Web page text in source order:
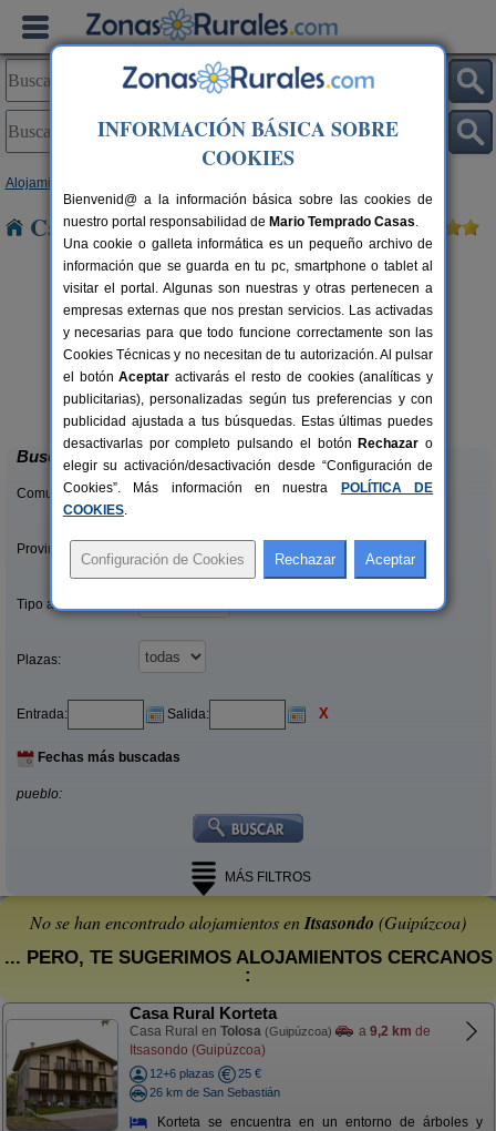
Alojamientos
Casas Rurales cerca de Itsasondo
60 pers.
desde23 €
Hotel Rural Gurutzeberri
Oiartzun (Guipúzcoa)
Buscar
Comunidades:
Provincias/Islas:
Tipo alquiler:
Plazas:
Entrada: Salida: X
Fechas más buscadas
pueblo:
MÁS FILTROS
No se han encontrado alojamientos enItsasondo (Guipúzcoa)
... PERO, TE SUGERIMOS ALOJAMIENTOS CERCANOS
:
Casa Rural Korteta
Casa Rural en Tolosa (Guipúzcoa) a 9,2 km de
Itsasondo (Guipúzcoa)
12+6 plazas
25 €
26 km de San Sebastián
Korteta se encuentra en un entorno de árboles y
INFORMACIÓN BÁSICA SOBRE
COOKIES
Bienvenid@ a la información básica sobre las cookies de
nuestro portal responsabilidad de Mario Temprado Casas.
Una cookie o galleta informática es un pequeño archivo de
información que se guarda en tu pc, smartphone o tablet al
visitar el portal. Algunas son nuestras y otras pertenecen a
empresas externas que nos prestan servicios. Las activadas
y necesarias para que todo funcione correctamente son las
Cookies Técnicas y no necesitan de tu autorización. Al pulsar
el botónAceptar activarás el resto de cookies (analíticas y
publicitarias), personalizadas según tus preferencias y con
publicidad ajustada a tus búsquedas. Estas últimas puedes
desactivarlas por completo pulsando el botón Rechazar o
elegir su activación/desactivación desde “Configuración de
Cookies”. Más información en nuestra
POLÍTICA DE
COOKIES.